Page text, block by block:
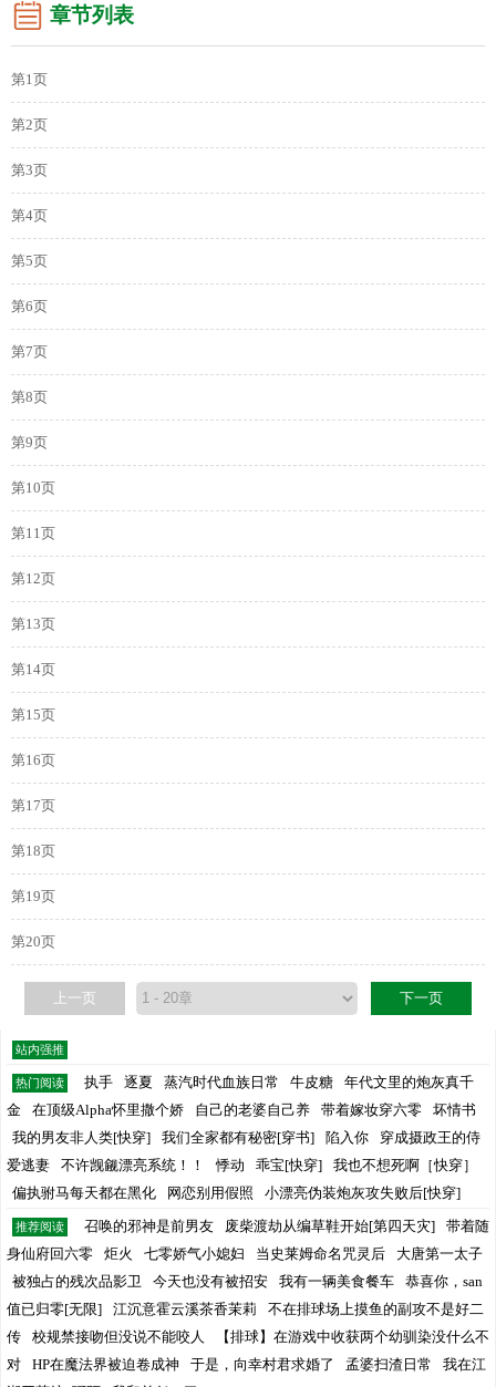
章节列表
第1页
第2页
第3页
第4页
第5页
第6页
第7页
第8页
第9页
第10页
第11页
第12页
第13页
第14页
第15页
第16页
第17页
第18页
第19页
第20页
上一页 下一页
站内强推
热门阅读 执手 逐夏 蒸汽时代血族日常 牛皮糖
年代文里的炮灰真千
金
在顶级Alpha怀里撒个娇 自己的老婆自己养 带着嫁妆穿六零
坏情书
我的男友非人类[快穿]
我们全家都有秘密[穿书] 陷入你
穿成摄政王的侍
爱逃妻
不许觊觎漂亮系统！！ 悸动 乖宝[快穿]
我也不想死啊［快穿］
偏执驸马每天都在黑化
网恋别用假照 小漂亮伪装炮灰攻失败后[快穿]
推荐阅读 召唤的邪神是前男友 废柴渡劫从编草鞋开始[第四天灾]
带着随
身仙府回六零
炬火 七零娇气小媳妇 当史莱姆命名咒灵后
大唐第一太子
被独占的残次品影卫
今天也没有被招安 我有一辆美食餐车
恭喜你，san
值已归零[无限]
江沉意霍云溪茶香茉莉
不在排球场上摸鱼的副攻不是好二
传
校规禁接吻但没说不能咬人
【排球】在游戏中收获两个幼驯染没什么不
对
HP在魔法界被迫卷成神 于是，向幸村君求婚了 孟婆扫渣日常
我在江